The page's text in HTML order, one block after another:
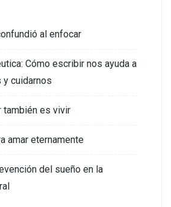
al enfocar
Cómo escribir nos ayuda a
y cuidarnos
también es vivir
amar eternamente
del sueño en la